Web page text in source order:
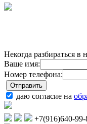
Некогда разбираться
Ваше имя:
Номер телефона:
даю согласие на
+7(916)640-99-